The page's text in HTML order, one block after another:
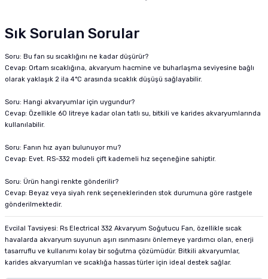
Sık Sorulan Sorular
Soru: Bu fan su sıcaklığını ne kadar düşürür?
Cevap: Ortam sıcaklığına, akvaryum hacmine ve buharlaşma seviyesine bağlı
olarak yaklaşık 2 ila 4°C arasında sıcaklık düşüşü sağlayabilir.
Soru: Hangi akvaryumlar için uygundur?
Cevap: Özellikle 60 litreye kadar olan tatlı su, bitkili ve karides akvaryumlarında
kullanılabilir.
Soru: Fanın hız ayarı bulunuyor mu?
Cevap: Evet. RS-332 modeli çift kademeli hız seçeneğine sahiptir.
Soru: Ürün hangi renkte gönderilir?
Cevap: Beyaz veya siyah renk seçeneklerinden stok durumuna göre rastgele
gönderilmektedir.
Evcilal Tavsiyesi: Rs Electrical 332 Akvaryum Soğutucu Fan, özellikle sıcak
havalarda akvaryum suyunun aşırı ısınmasını önlemeye yardımcı olan, enerji
tasarruflu ve kullanımı kolay bir soğutma çözümüdür. Bitkili akvaryumlar,
karides akvaryumları ve sıcaklığa hassas türler için ideal destek sağlar.